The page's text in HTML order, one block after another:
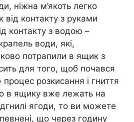
ніжна м’якоть легко
контакту з руками
контакту з водою –
води, які,
потрапили в ящик з
для того, щоб почався
розкисання і гниття
в ящику вже лежать на
ягоди, то ви можете
що через годину